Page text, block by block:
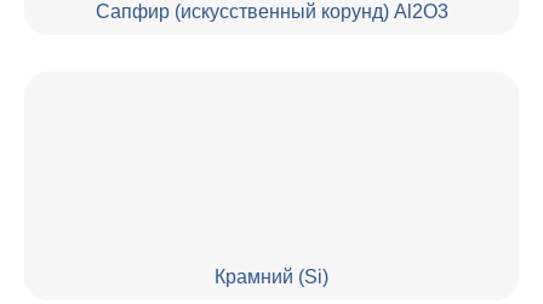
Сапфир (искусственный корунд) Al2O3
Крамний (Si)